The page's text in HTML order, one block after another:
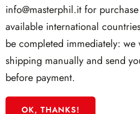
info@masterphil.it for
available international
be completed immediately:
shipping manually and send
before payment.
OK, THANKS!